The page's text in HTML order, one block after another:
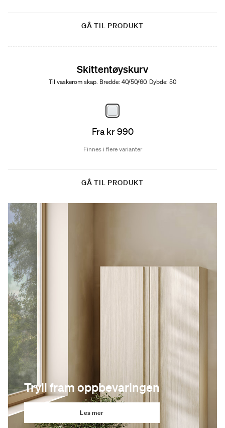
GÅ TIL PRODUKT
Skittentøyskurv
Til vaskerom skap. Bredde: 40/50/60. Dybde: 50
Fra kr 990
Finnes i flere varianter
GÅ TIL PRODUKT
Tryll fram oppbevaringen
Les mer